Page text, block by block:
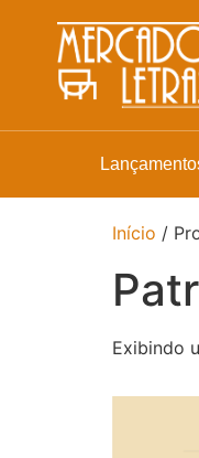
Início /
Exibindo